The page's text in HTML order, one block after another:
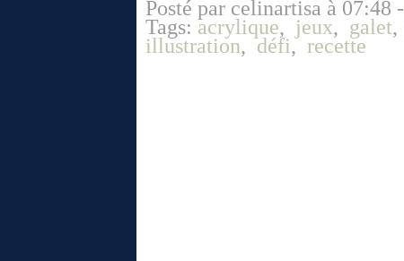
Posté par celinartisa à 07:48 -
Tags: acrylique, jeux, galet,
illustration,défi, recette